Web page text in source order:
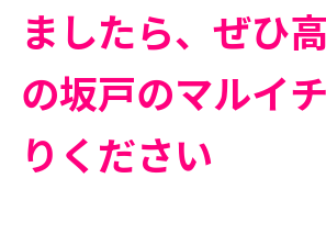
ましたら、ぜひ
の坂戸のマルイ
りください